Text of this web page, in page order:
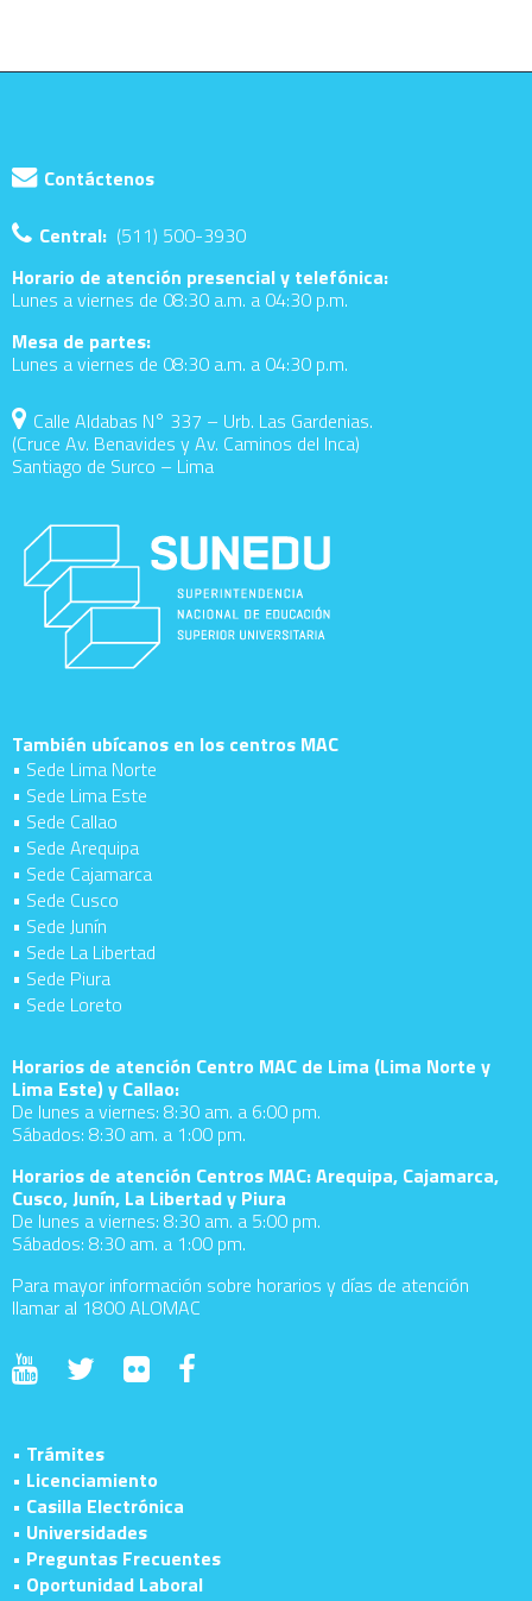
Contáctenos
Central: (511) 500-3930
Horario de atención presencial y telefónica:
Lunes a viernes de 08:30 a.m. a 04:30 p.m.
Mesa de partes:
Lunes a viernes de 08:30 a.m. a 04:30 p.m.
Calle Aldabas N° 337 – Urb. Las Gardenias.
(Cruce Av. Benavides y Av. Caminos del Inca)
Santiago de Surco – Lima
También ubícanos en los centros MAC
• Sede Lima Norte
• Sede Lima Este
• Sede Callao
• Sede Arequipa
• Sede Cajamarca
• Sede Cusco
• Sede Junín
• Sede La Libertad
• Sede Piura
• Sede Loreto
Horarios de atención Centro MAC de Lima (Lima Norte y
Lima Este) y Callao:
De lunes a viernes: 8:30 am. a 6:00 pm.
Sábados: 8:30 am. a 1:00 pm.
Horarios de atención Centros MAC: Arequipa, Cajamarca,
Cusco, Junín, La Libertad y Piura
De lunes a viernes: 8:30 am. a 5:00 pm.
Sábados: 8:30 am. a 1:00 pm.
Para mayor información sobre horarios y días de atención
llamar al 1800 ALOMAC
• Trámites
• Licenciamiento
• Casilla Electrónica
• Universidades
• Preguntas Frecuentes
• Oportunidad Laboral